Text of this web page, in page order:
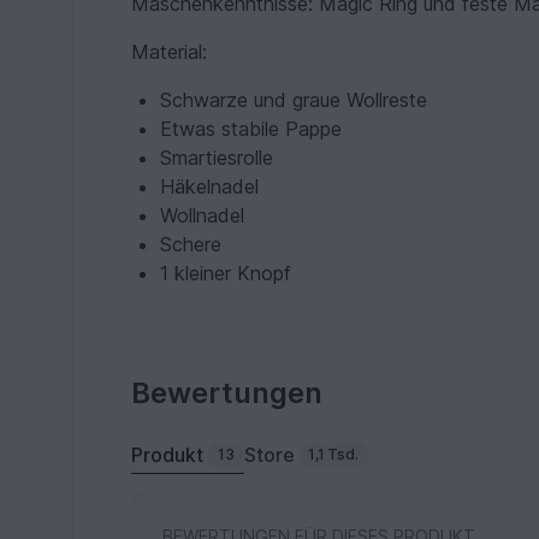
Material:
Schwarze und graue Wollreste
Etwas stabile Pappe
Smartiesrolle
Häkelnadel
Wollnadel
Schere
1 kleiner Knopf
Bewertungen
Produkt 13 Store 1,1 Tsd.